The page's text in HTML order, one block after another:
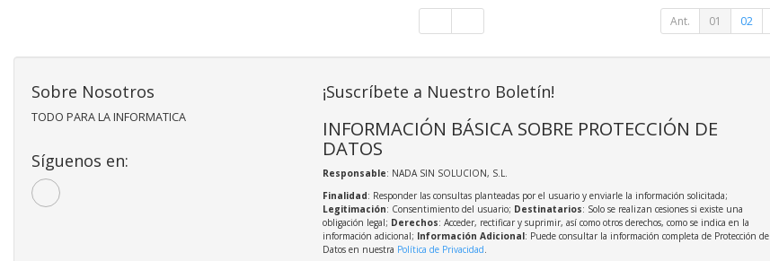
Ant. 01 02
Sobre Nosotros
TODO PARA LA INFORMATICA
Síguenos en:
¡Suscríbete a Nuestro Boletín!
INFORMACIÓN BÁSICA SOBRE PROTECCIÓN DE
DATOS
Responsable: NADA SIN SOLUCION, S.L.
Finalidad: Responder las consultas planteadas por el usuario y enviarle la información solicitada;
Legitimación: Consentimiento del usuario; Destinatarios: Solo se realizan cesiones si existe una
obligación legal; Derechos: Acceder, rectificar y suprimir, así como otros derechos, como se indica en la
información adicional; Información Adicional: Puede consultar la información completa de Protección de
Datos en nuestra Política de Privacidad.